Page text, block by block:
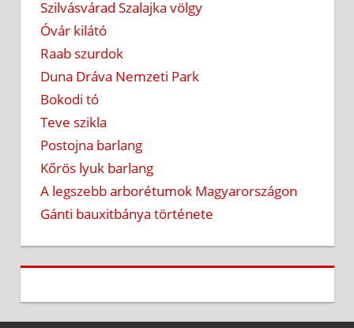
Szilvásvárad Szalajka völgy
Óvár kilátó
Raab szurdok
Duna Dráva Nemzeti Park
Bokodi tó
Teve szikla
Postojna barlang
Kőrös lyuk barlang
A legszebb arborétumok Magyarországon
Gánti bauxitbánya története